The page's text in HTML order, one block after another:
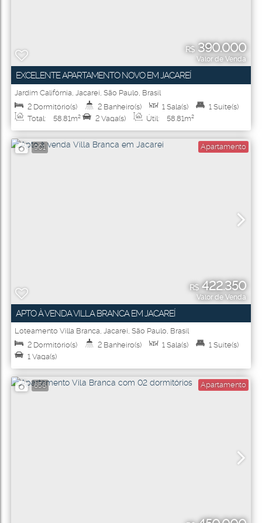
R$390.000
Valor de Venda
EXCELENTE APARTAMENTO NOVO EM JACAREÍ
Jardim Califórnia, Jacareí, São Paulo, Brasil
2 Dormitório(s) 2 Banheiro(s) 1 Sala(s) 1 Suíte(s)
Total:
58.81m² 2 Vaga(s) Útil: 58.81m²
901 Apartamento
R$422.350
Valor de Venda
APTO À VENDA VILLA BRANCA EM JACAREÍ
Loteamento Villa Branca, Jacareí, São Paulo, Brasil
2 Dormitório(s) 2 Banheiro(s) 1 Sala(s) 1 Suíte(s)
1 Vaga(s)
656 Apartamento